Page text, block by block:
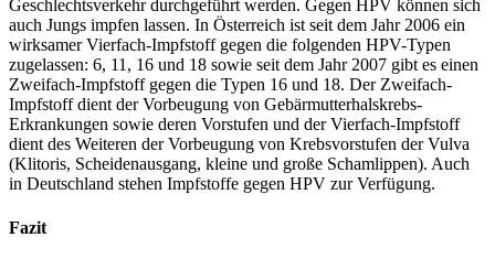
Geschlechtsverkehr durchgeführt werden. Gegen HPV können sich
auch Jungs impfen lassen. In Österreich ist seit dem Jahr 2006 ein
wirksamer Vierfach-Impfstoff gegen die folgenden HPV-Typen
zugelassen: 6, 11, 16 und 18 sowie seit dem Jahr 2007 gibt es einen
Zweifach-Impfstoff gegen die Typen 16 und 18. Der Zweifach-
Impfstoff dient der Vorbeugung von Gebärmutterhalskrebs-
Erkrankungen sowie deren Vorstufen und der Vierfach-Impfstoff
dient des Weiteren der Vorbeugung von Krebsvorstufen der Vulva
(Klitoris, Scheidenausgang, kleine und große Schamlippen). Auch
in Deutschland stehen Impfstoffe gegen HPV zur Verfügung.
Fazit